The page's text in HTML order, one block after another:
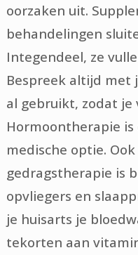
oorzaken uit.
behandelingen
Integendeel, ze
Bespreek altijd met
al gebruikt, zodat je
Hormoontherapie
medische optie.
gedragstherapie is
opvliegers en
je huisarts je
tekorten aan